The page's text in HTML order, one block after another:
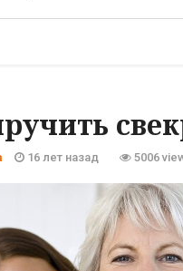
16 лет назад 5006